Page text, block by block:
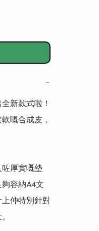
−
新款式啦！
嘅合成皮，
厚實嘅墊
容納A4文
仲特別針對